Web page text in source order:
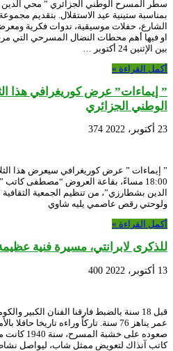
سطر المسرح الوطني الجزائري ” محي
بمناسبة ستينية عيد الاستقلال. بتقديم
الشارع، حفلات موسيقية، ندوات فكرية
او فيها أهم محطات النضال المسرحي التي
بين الإثنين 24 أكتوبر …
أكمل القراءة »
الوطني الجزائري
23 أكتوبر، 2022 374
18:00 مساءً، بقاعة العروض “مصطفى
الدين بشطارزي”، من تنظيم الجمعية
ولوحتي رقص عاصمي يليه شاوي
أكمل القراءة »
للذكرى لابرانتي، مسيرة فنية
13 أكتوبر، 2022 400
قبل 18 سنة بالضبط فارقنا الفنان
عمر يناهز 76 سنة. تاركاً وراءه تاريخا
صعوده على
كاتب آنذاك لتعويض ممثل شاب، ليواصل